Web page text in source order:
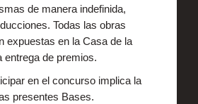
de manera indefinida,
Todas las obras
expuestas en la Casa de la
entrega de premios.
en el concurso implica la
presentes Bases.